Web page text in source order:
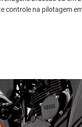
controle na pilotagem